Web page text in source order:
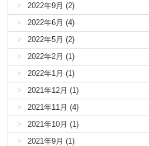
2022年9月 (2)
2022年6月 (4)
2022年5月 (2)
2022年2月 (1)
2022年1月 (1)
2021年12月 (1)
2021年11月 (4)
2021年10月 (1)
2021年9月 (1)